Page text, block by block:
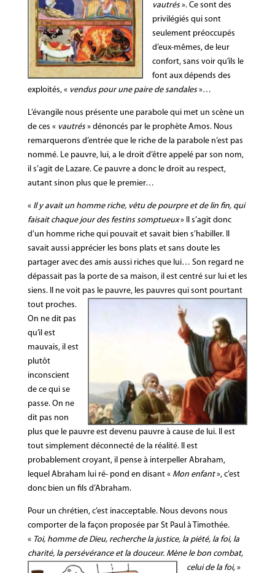
vautrés». Ce sont des
privilégiés qui sont
seulement préoccupés
d’eux-mêmes, de leur
confort, sans voir qu’ils le
font aux dépends des
exploités, « vendus pour une paire de sandales»…
L’évangile nous présente une parabole qui met un scène un
de ces « vautrés» dénoncés par le prophète Amos. Nous
remarquerons d’entrée que le riche de la parabole n’est pas
nommé. Le pauvre, lui, a le droit d’être appelé par son nom,
il s’agit de Lazare. Ce pauvre a donc le droit au respect,
autant sinon plus que le premier…
« Il y avait un homme riche, vêtu de pourpre et de lin fin, qui
faisait chaque jour des festins somptueux» Il s’agit donc
d’un homme riche qui pouvait et savait bien s’habiller. Il
savait aussi apprécier les bons plats et sans doute les
partager avec des amis aussi riches que lui… Son regard ne
dépassait pas la porte de sa maison, il est centré sur lui et les
siens. Il ne voit pas le pauvre, les pauvres quisont pourtant
tout proches.
On ne dit pas
qu’il est
mauvais, il est
plutôt
inconscient
de ce qui se
passe. On ne
dit pas non
plus que le pauvre est devenu pauvre à cause de lui. Il est
tout simplement déconnecté de la réalité. Il est
probablement croyant, il pense à interpeller Abraham,
lequel Abraham lui ré- pond en disant « Mon enfant», c’est
donc bien un fils d’Abraham.
Pour un chrétien, c’est inacceptable. Nous devons nous
comporter de la façon proposée par St Paul à Timothée.
« Toi, homme de Dieu, recherche la justice, la piété, la foi, la
charité, la persévérance et la douceur. Mène le bon combat,
celui de la foi,»